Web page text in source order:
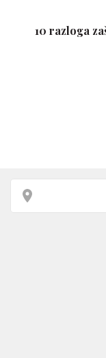
10 razloga